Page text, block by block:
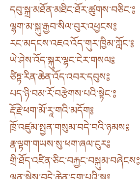
དབུ་སྐྲ་མཐོན་མཐིང་ཐོར་ཚུགས་བཅིང་༔
ལྷག་མ་སྐུ་རྒྱབ་སིལ་བུར་འཕྱངས༔
རང་མདངས་འཇའ་འོད་གུར་ཁྱིམ་ཀློང་༔
ཡེ་ཤེས་འོད་སྐུར་ལྷང་ངེར་གསལ༔
ཙིཏྟ་རིན་ཆེན་འོད་འབར་དབུས༔
པད་ཉི་བམ་རོ་བརྩེགས་པའི་སྟེང་༔
རྡོ་རྗེ་ཕག་མོ་རཱ་གའི་མདོག༔
ཁྲོ་འཛུམ་སྤྱན་གསུམ་བདེ་བའི་ཉམས༔
རྣ་ལྟག་གཡས་སུ་ཕག་ཞལ་ངུར༔
གྲི་ཐོད་འཛིན་ཅིང་བརྐྱང་བསྐུམ་བཞེངས༔